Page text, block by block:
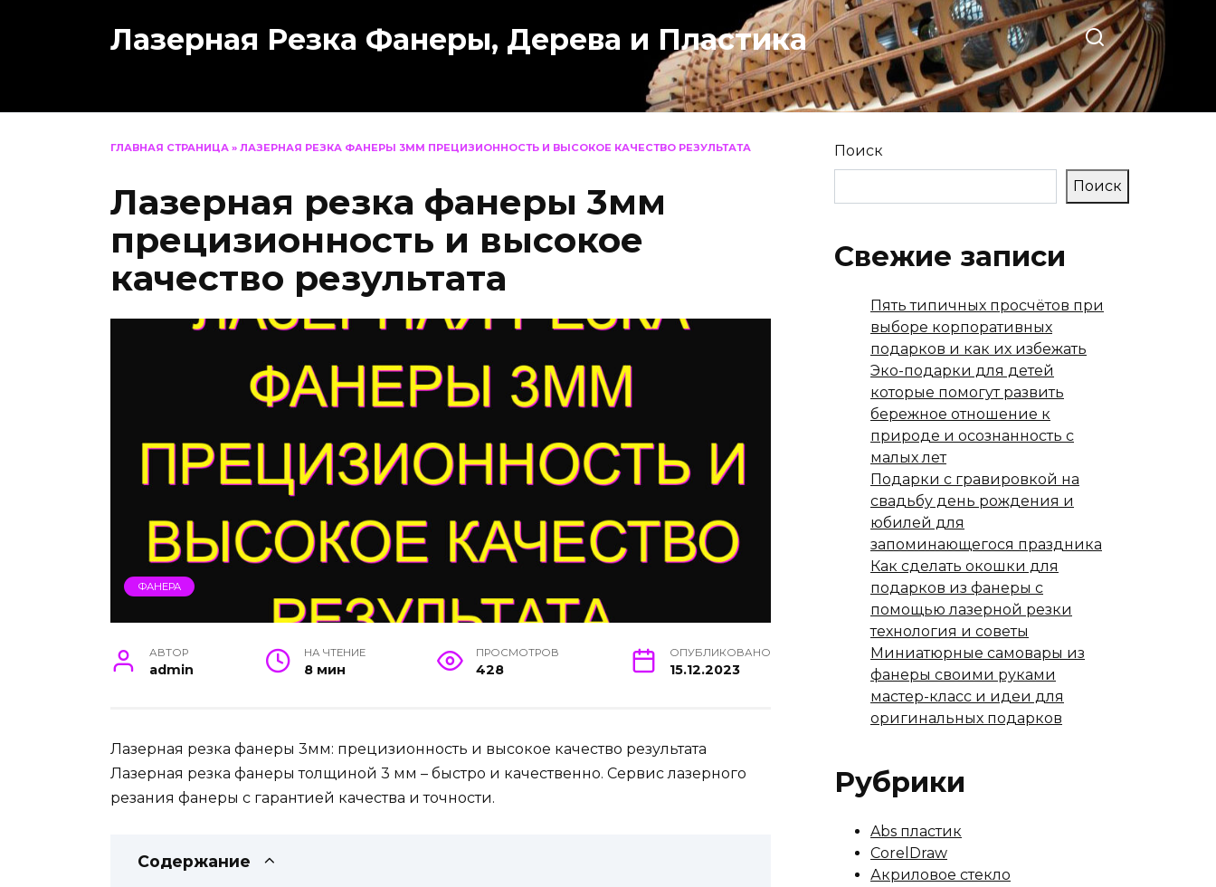
Лазерная Резка Фанеры, Дерева и Пластика
ГЛАВНАЯ СТРАНИЦА » ЛАЗЕРНАЯ РЕЗКА ФАНЕРЫ 3ММ ПРЕЦИЗИОННОСТЬ И ВЫСОКОЕ КАЧЕСТВО РЕЗУЛЬТАТА
Лазерная резка фанеры 3мм
прецизионность и высокое
качество результата
ФАНЕРА
АВТОР
admin
НА ЧТЕНИЕ
8 мин
ПРОСМОТРОВ
428
ОПУБЛИКОВАНО
15.12.2023
Лазерная резка фанеры 3мм: прецизионность и высокое качество результата
Лазерная резка фанеры толщиной 3 мм – быстро и качественно. Сервис лазерного
резания фанеры с гарантией качества и точности.
Содержание
Поиск
Поиск
Свежие записи
Пять типичных просчётов при
выборе корпоративных
подарков и как их избежать
Эко-подарки для детей
которые помогут развить
бережное отношение к
природе и осознанность с
малых лет
Подарки с гравировкой на
свадьбу день рождения и
юбилей для
запоминающегося праздника
Как сделать окошки для
подарков из фанеры с
помощью лазерной резки
технология и советы
Миниатюрные самовары из
фанеры своими руками
мастер-класс и идеи для
оригинальных подарков
Рубрики
Abs пластик
CorelDraw
Акриловое стекло